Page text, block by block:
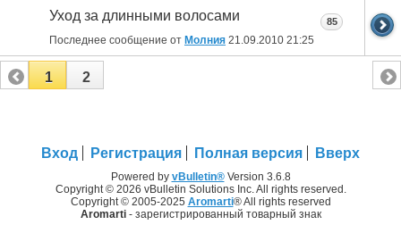
Уход за длинными волосами
Последнее сообщение от Молния 21.09.2010 21:25
85
1 2
Вход Регистрация Полная версия Вверх
Powered by vBulletin®Version 3.6.8
Copyright © 2026 vBulletin Solutions Inc. All rights reserved.
Copyright © 2005-2025 Aromarti® All rights reserved
Aromarti- зарегистрированный товарный знак